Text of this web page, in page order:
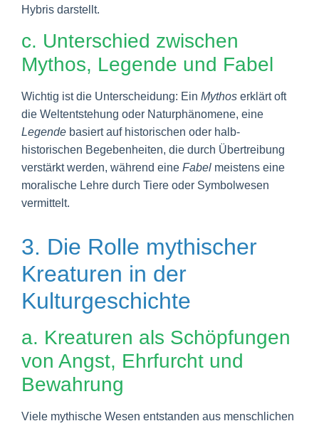
Hybris darstellt.
c. Unterschied zwischen
Mythos, Legende und Fabel
Wichtig ist die Unterscheidung: Ein Mythos erklärt oft
die Weltentstehung oder Naturphänomene, eine
Legende basiert auf historischen oder halb-
historischen Begebenheiten, die durch Übertreibung
verstärkt werden, während eine Fabel meistens eine
moralische Lehre durch Tiere oder Symbolwesen
vermittelt.
3. Die Rolle mythischer
Kreaturen in der
Kulturgeschichte
a. Kreaturen als Schöpfungen
von Angst, Ehrfurcht und
Bewahrung
Viele mythische Wesen entstanden aus menschlichen